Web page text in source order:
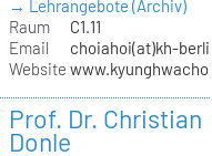
→ Lehrangebote (Archiv)
Raum
C1.11
Email
choiahoi(at)kh-
Website
Prof. Dr. Christian
Donle